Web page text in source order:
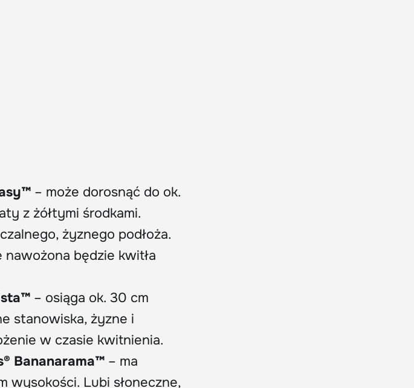
– może dorosnąć do ok.
z żółtymi środkami.
żyznego podłoża.
będzie kwitła
– osiąga ok. 30 cm
stanowiska, żyzne i
w czasie kwitnienia.
Bananarama™ – ma
wysokości. Lubi słoneczne,